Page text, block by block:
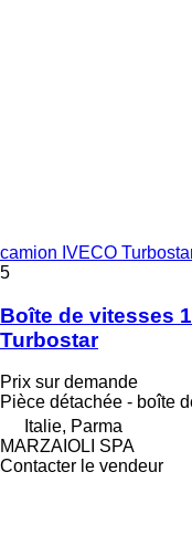
camion IVECO
5
Boîte de vitesses
Turbostar
Prix sur demande
Pièce détachée - boîte
Italie, Parma
MARZAIOLI SPA
Contacter le vendeur